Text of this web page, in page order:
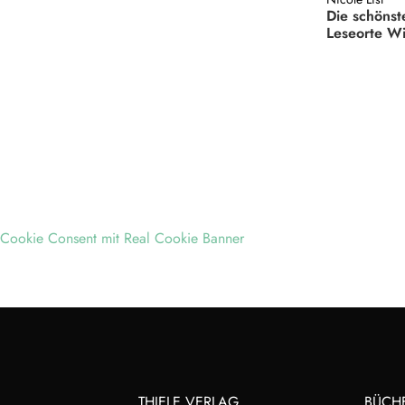
Die
Leseorte
Cookie Consent mit Real Cookie Banner